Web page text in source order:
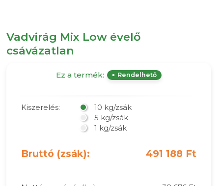
Vadvirág Mix Low évelő
csávázatlan
Ez a termék: Rendelhető
Kiszerelés:
10 kg/zsák
5 kg/zsák
1 kg/zsák
Bruttó (zsák): 491 188 Ft